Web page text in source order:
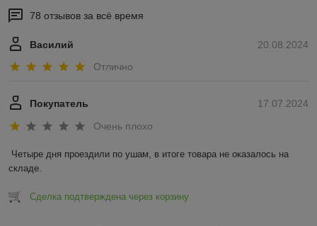
78 отзывов за всё время
20.08.2024
Василий
Отлично
17.07.2024
Покупатель
Очень плохо
Четыре дня проездили по ушам, в итоге товара не оказалось на
складе.
Сделка подтверждена через корзину